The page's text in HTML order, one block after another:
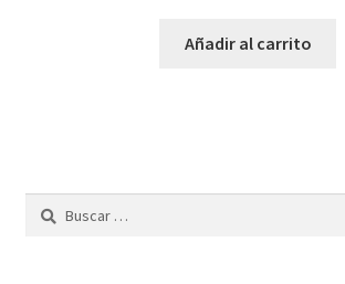
Añadir al carrito
Buscar: